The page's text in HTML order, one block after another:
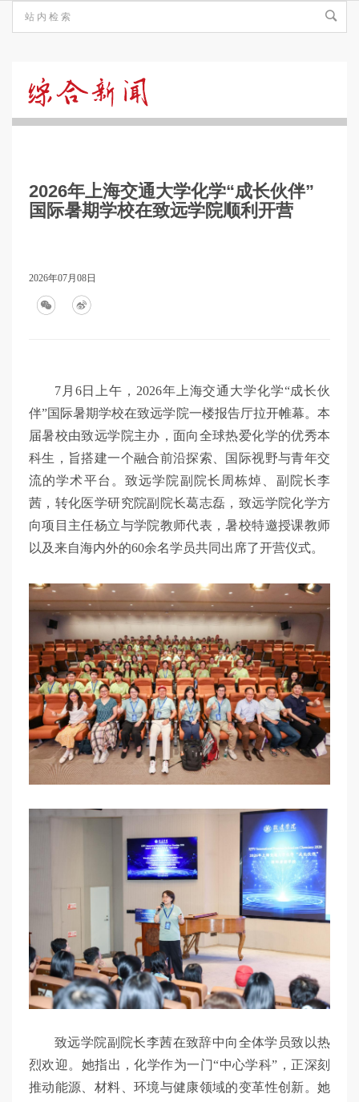
新
2026年上海交通大学化学“成长伙伴”
国际暑期学校在致远学院顺利开营
2026年07月08日
7月6日上午，2026年上海交通大学化学“成长伙
伴”国际暑期学校在致远学院一楼报告厅拉开帷幕。本
届暑校由致远学院主办，面向全球热爱化学的优秀本
科生，旨搭建一个融合前沿探索、国际视野与青年交
流的学术平台。致远学院副院长周栋焯、副院长李
茜，转化医学研究院副院长葛志磊，致远学院化学方
向项目主任杨立与学院教师代表，暑校特邀授课教师
以及来自海内外的60余名学员共同出席了开营仪式。
致远学院副院长李茜在致辞中向全体学员致以热
烈欢迎。她指出，化学作为一门“中心学科”，正深刻
推动能源、材料、环境与健康领域的变革性创新。她